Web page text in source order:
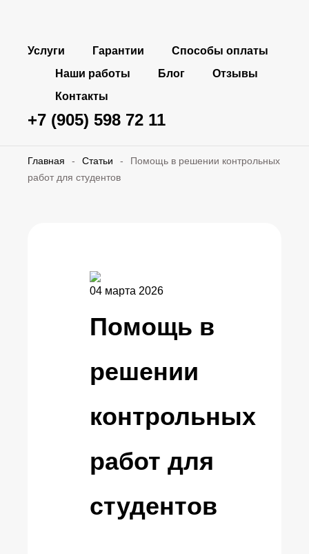
Услуги Гарантии
Способы оплаты
Наши работы
Блог
Отзывы
Контакты
+7 (905) 598 72 11
Главная - Статьи -
Помощь в решении контрольных
работ для студентов
04 марта 2026
Помощь в
решении
контрольных
работ для
студентов